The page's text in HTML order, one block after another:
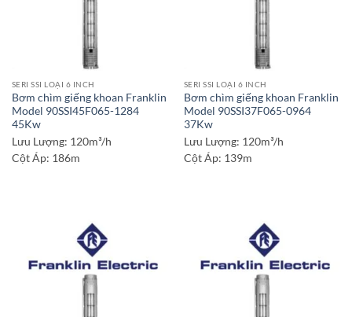
SERI SSI LOẠI 6 INCH
Bơm chìm giếng khoan Franklin
Model 90SSI45F065-1284
45Kw
Lưu Lượng: 120m³/h
Cột Áp: 186m
SERI SSI LOẠI 6 INCH
Bơm chìm giếng khoan Franklin
Model 90SSI37F065-0964
37Kw
Lưu Lượng: 120m³/h
Cột Áp: 139m